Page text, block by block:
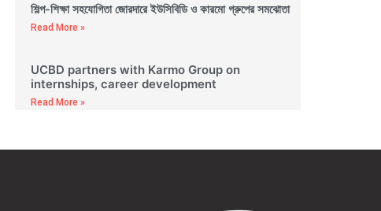
শিল্প-শিক্ষা সহযোগিতা জোরদারে ইউসিবিডি ও কারমো গ্রুপের সমঝোতা
Read More »
UCBD partners with Karmo Group on
internships, career development
Read More »